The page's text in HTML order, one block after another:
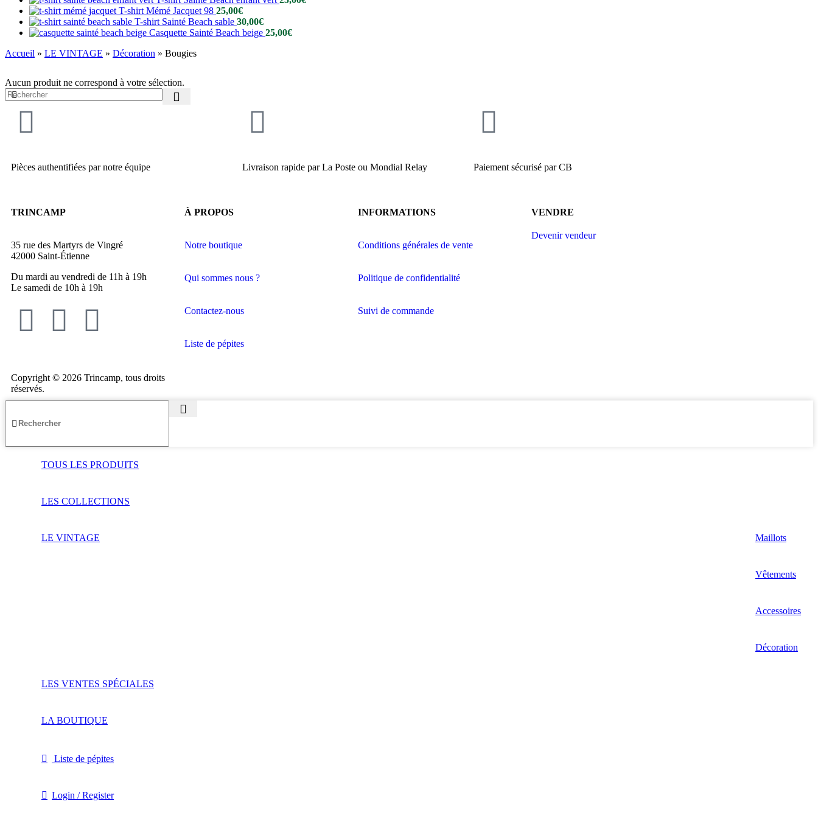
T-shirt Mémé Jacquet 98 25,00€
T-shirt Sainté Beach sable 30,00€
Casquette Sainté Beach beige 25,00€
Accueil » LE VINTAGE » Décoration » Bougies
Aucun produit ne correspond à votre sélection.
Pièces authentifiées par notre équipe Livraison rapide par La Poste ou Mondial Relay Paiement sécurisé par CB
TRINCAMP
35 rue des Martyrs de Vingré
42000 Saint-Étienne
Du mardi au vendredi de 11h à 19h
Le samedi de 10h à 19h
Copyright © 2026 Trincamp, tous droits
réservés.
À PROPOS
Notre boutique
Qui sommes nous ?
Contactez-nous
Liste de pépites
INFORMATIONS
Conditions générales de vente
Politique de confidentialité
Suivi de commande
VENDRE
Devenir vendeur
TOUS LES PRODUITS
LES COLLECTIONS
LE VINTAGE Maillots
Vêtements
Accessoires
Décoration
LES VENTES SPÉCIALES
LA BOUTIQUE
Liste de pépites
Login / Register